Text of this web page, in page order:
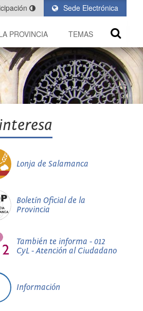
Sede Electrónica
PROVINCIA TEMAS
Lonja de Salamanca
Boletín Oficial de la
Provincia
También te informa - 012
CyL - Atención al Ciudadano
Información